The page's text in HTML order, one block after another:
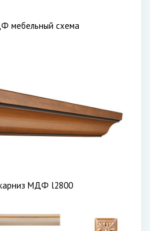
мебельный схема
МДФ l2800